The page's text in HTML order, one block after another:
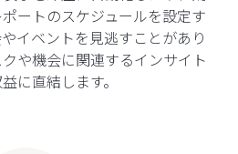
ートのスケジュールを設定す
イベントを見逃すことがあり
や機会に関連するインサイト
に直結します。